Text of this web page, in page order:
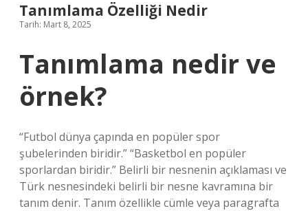
Tanımlama Özelliği Nedir
Tarih: Mart 8, 2025
Tanımlama nedir ve
örnek?
“Futbol dünya çapında en popüler spor
şubelerinden biridir.” “Basketbol en popüler
sporlardan biridir.” Belirli bir nesnenin açıklaması ve
Türk nesnesindeki belirli bir nesne kavramına bir
tanım denir. Tanım özellikle cümle veya paragrafta